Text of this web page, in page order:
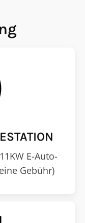
E-Auto-
Gebühr)